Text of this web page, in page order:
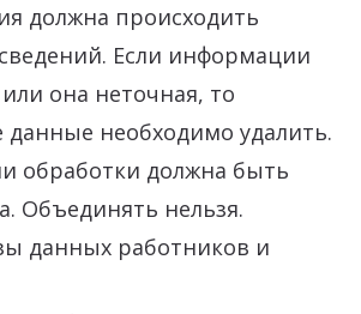
должна происходить
Если информации
она неточная, то
данные необходимо удалить.
обработки должна быть
Объединять нельзя.
данных работников и